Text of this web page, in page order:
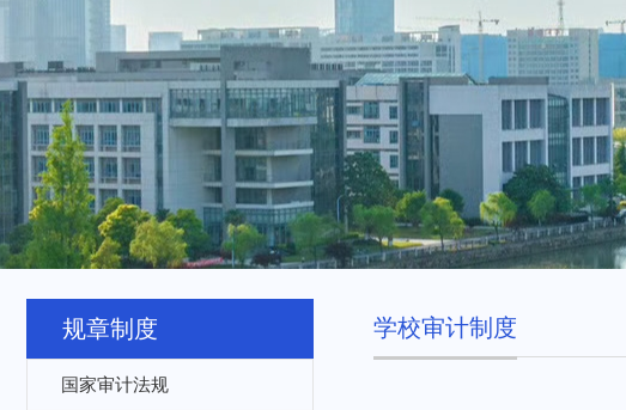
规章制度
国家审计法规
学校审计制度